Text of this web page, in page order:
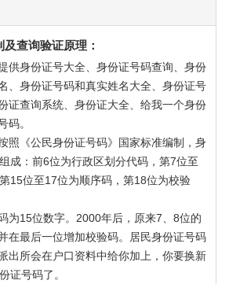
查询验证原理：
供身份证号大全、身份证号码查询、身份
、身份证号码和真实姓名大全、身份证号
证查询系统、身份证大全、给我一个身份
码。
《公民身份证号码》国家标准编制，身
成：前6位为行政区划分代码，第7位至
15位至17位为顺序码，第18位为校验
15位数字。2000年后，原来7、8位的
在最后一位增加校验码。居民身份证号码
出所会在户口资料中给你加上，你要换新
证号码了。